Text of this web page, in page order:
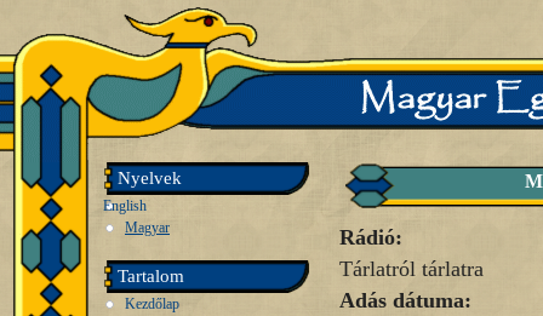
Nyelvek
English
Magyar
Tartalom
Kezdőlap
Rádió:
Tárlatról tárlatra
Adás dátuma: